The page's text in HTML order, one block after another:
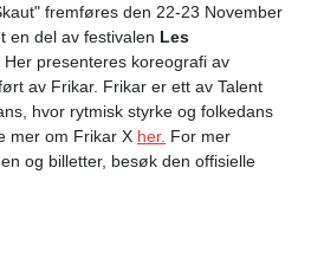
fremføres den 22-23 November
en del av festivalen Les
. Her presenteres koreografi av
av Frikar. Frikar er ett av Talent
hvor rytmisk styrke og folkedans
mer om Frikar X her. For mer
og billetter, besøk den offisielle